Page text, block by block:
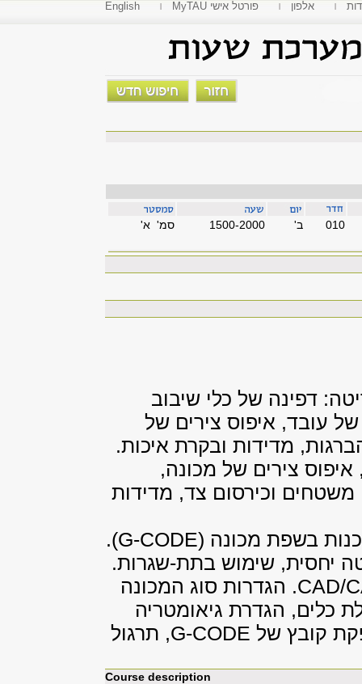
English MyTAU פורטל אישי אלפון
סמ' א' 1500-2000 'ב 010
דפינה של כלי שיבוב
עובד, איפוס צירים של
מדידות ובקרת איכות.
צירים של מכונה,
וכירסום צד, מדידות
בשפת מכונה (G-CODE
).
יחסית, שימוש בתת-שגרות.
CAD/. הגדרות סוג המכונה
כלים, הגדרת גיאומטריה
קובץ של G-CODE, תרגול
Course description